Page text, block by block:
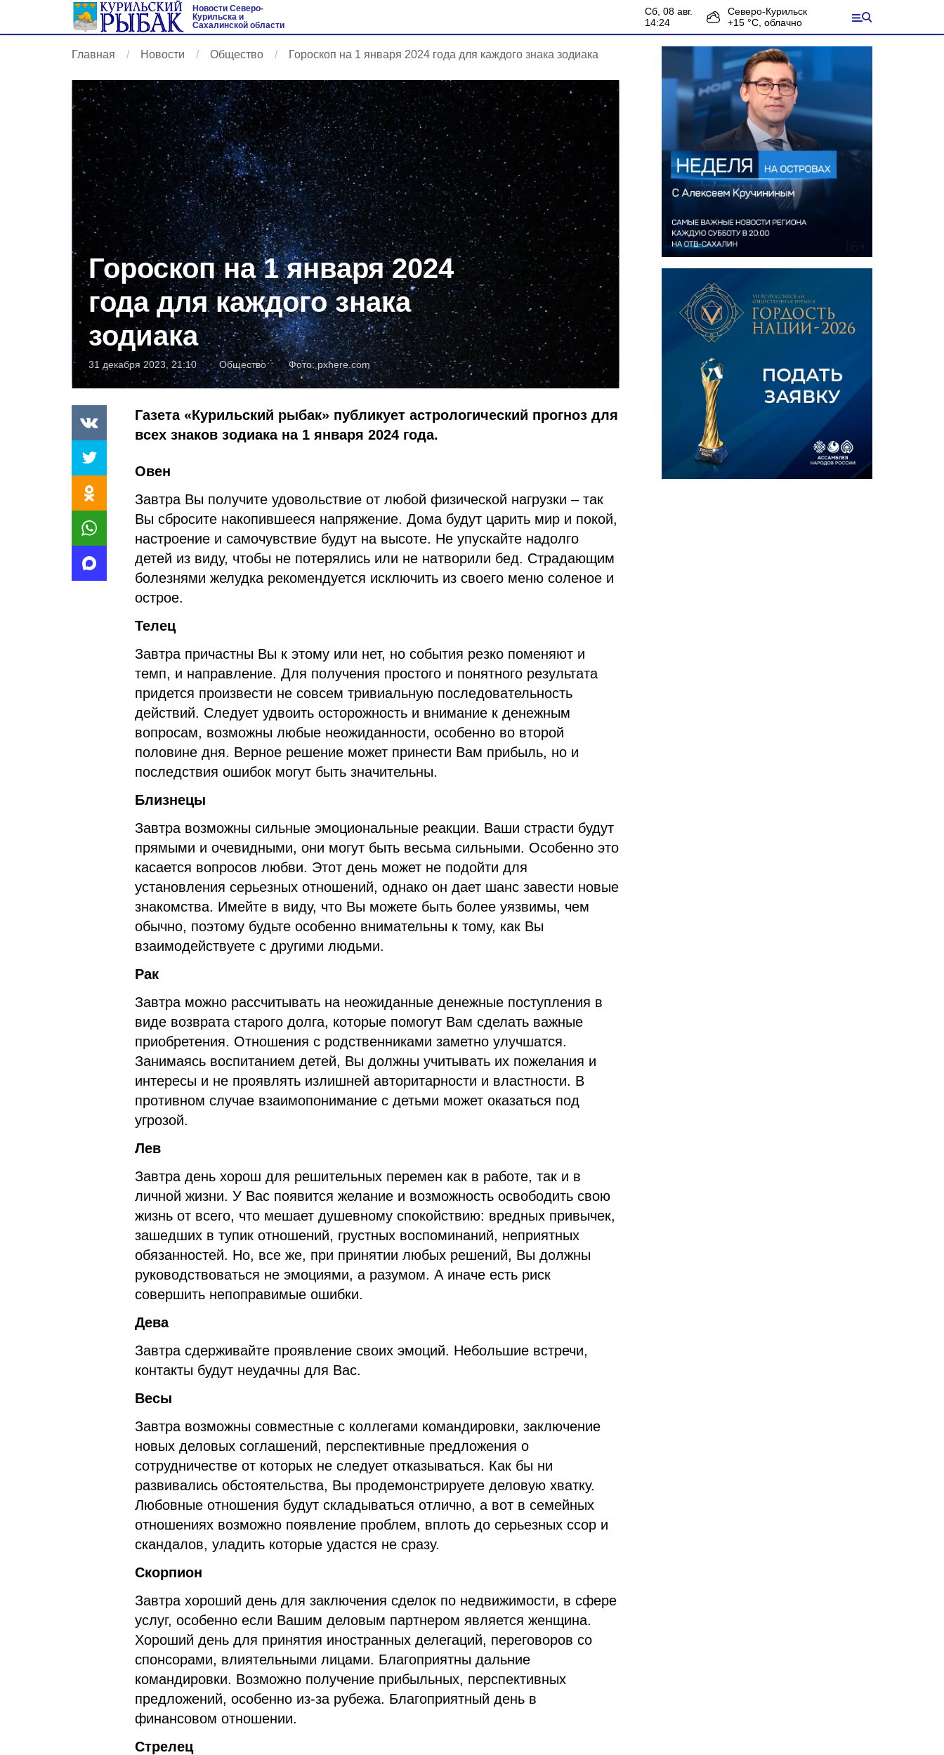
Новости Северо-
Курильска и
Сахалинской области
сб, 08 авг.
14:24
Северо-Курильск
+15 °С, облачно
Главная Новости Общество Гороскоп на 1 января 2024 года для каждого знака зодиака
Гороскоп на 1 января 2024
года для каждого знака
зодиака
31 декабря 2023, 21:10 Общество Фото: pxhere.com
Газета «Курильский рыбак» публикует астрологический прогноз для
всех знаков зодиака на 1 января 2024 года.
Овен
Завтра Вы получите удовольствие от любой физической нагрузки – так
Вы сбросите накопившееся напряжение. Дома будут царить мир и покой,
настроение и самочувствие будут на высоте. Не упускайте надолго
детей из виду, чтобы не потерялись или не натворили бед. Страдающим
болезнями желудка рекомендуется исключить из своего меню соленое и
острое.
Телец
Завтра причастны Вы к этому или нет, но события резко поменяют и
темп, и направление. Для получения простого и понятного результата
придется произвести не совсем тривиальную последовательность
действий. Следует удвоить осторожность и внимание к денежным
вопросам, возможны любые неожиданности, особенно во второй
половине дня. Верное решение может принести Вам прибыль, но и
последствия ошибок могут быть значительны.
Близнецы
Завтра возможны сильные эмоциональные реакции. Ваши страсти будут
прямыми и очевидными, они могут быть весьма сильными. Особенно это
касается вопросов любви. Этот день может не подойти для
установления серьезных отношений, однако он дает шанс завести новые
знакомства. Имейте в виду, что Вы можете быть более уязвимы, чем
обычно, поэтому будьте особенно внимательны к тому, как Вы
взаимодействуете с другими людьми.
Рак
Завтра можно рассчитывать на неожиданные денежные поступления в
виде возврата старого долга, которые помогут Вам сделать важные
приобретения. Отношения с родственниками заметно улучшатся.
Занимаясь воспитанием детей, Вы должны учитывать их пожелания и
интересы и не проявлять излишней авторитарности и властности. В
противном случае взаимопонимание с детьми может оказаться под
угрозой.
Лев
Завтра день хорош для решительных перемен как в работе, так и в
личной жизни. У Вас появится желание и возможность освободить свою
жизнь от всего, что мешает душевному спокойствию: вредных привычек,
зашедших в тупик отношений, грустных воспоминаний, неприятных
обязанностей. Но, все же, при принятии любых решений, Вы должны
руководствоваться не эмоциями, а разумом. А иначе есть риск
совершить непоправимые ошибки.
Дева
Завтра сдерживайте проявление своих эмоций. Небольшие встречи,
контакты будут неудачны для Вас.
Весы
Завтра возможны совместные с коллегами командировки, заключение
новых деловых соглашений, перспективные предложения о
сотрудничестве от которых не следует отказываться. Как бы ни
развивались обстоятельства, Вы продемонстрируете деловую хватку.
Любовные отношения будут складываться отлично, а вот в семейных
отношениях возможно появление проблем, вплоть до серьезных ссор и
скандалов, уладить которые удастся не сразу.
Скорпион
Завтра хороший день для заключения сделок по недвижимости, в сфере
услуг, особенно если Вашим деловым партнером является женщина.
Хороший день для принятия иностранных делегаций, переговоров со
спонсорами, влиятельными лицами. Благоприятны дальние
командировки. Возможно получение прибыльных, перспективных
предложений, особенно из-за рубежа. Благоприятный день в
финансовом отношении.
Стрелец